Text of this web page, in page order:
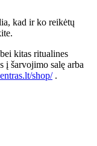
kad ir ko reikėtų
kitas ritualines
į šarvojimo salę arba
shop/.